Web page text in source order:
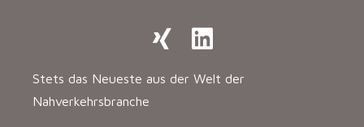
Stets das Neueste aus der Welt der
Nahverkehrsbranche